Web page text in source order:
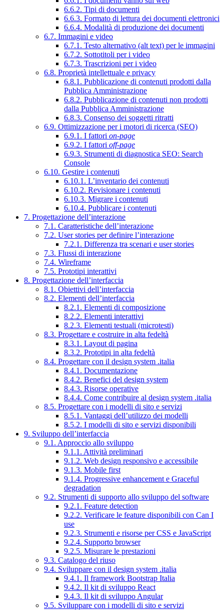
6.6.2. Tipi di documenti
6.6.3. Formato di lettura dei documenti elettronici
6.6.4. Modalità di produzione dei documenti
6.7. Immagini e video
6.7.1. Testo alternativo (alt text) per le immagini
6.7.2. Sottotitoli per i video
6.7.3. Trascrizioni per i video
6.8. Proprietà intellettuale e privacy
6.8.1. Pubblicazione di contenuti prodotti dalla
Pubblica Amministrazione
6.8.2. Pubblicazione di contenuti non prodotti
dalla Pubblica Amministrazione
6.8.3. Consenso dei soggetti ritratti
6.9. Ottimizzazione per i motori di ricerca (SEO)
6.9.1. I fattori on-page
6.9.2. I fattori off-page
6.9.3. Strumenti di diagnostica SEO: Search
Console
6.10. Gestire i contenuti
6.10.1. L’inventario dei contenuti
6.10.2. Revisionare i contenuti
6.10.3. Migrare i contenuti
6.10.4. Pubblicare i contenuti
7. Progettazione dell’interazione
7.1. Caratteristiche dell’interazione
7.2. User stories per definire l’interazione
7.2.1. Differenza tra scenari e user stories
7.3. Flussi di interazione
7.4. Wireframe
7.5. Prototipi interattivi
8. Progettazione dell’interfaccia
8.1. Obiettivi dell’interfaccia
8.2. Elementi dell’interfaccia
8.2.1. Elementi di composizione
8.2.2. Elementi interattivi
8.2.3. Elementi testuali (microtesti)
8.3. Progettare e costruire in alta fedeltà
8.3.1. Layout di pagina
8.3.2. Prototipi in alta fedeltà
8.4. Progettare con il design system .italia
8.4.1. Documentazione
8.4.2. Benefici del design system
8.4.3. Risorse operative
8.4.4. Come contribuire al design system .italia
8.5. Progettare con i modelli di sito e servizi
8.5.1. Vantaggi dell’utilizzo dei modelli
8.5.2. I modelli di sito e servizi disponibili
9. Sviluppo dell’interfaccia
9.1. Approccio allo sviluppo
9.1.1. Attività preliminari
9.1.2. Web design responsivo e accessibile
9.1.3. Mobile first
9.1.4. Progressive enhancement e Graceful
degradation
9.2. Strumenti di supporto allo sviluppo del software
9.2.1. Feature detection
9.2.2. Verificare le feature disponibili con Can I
use
9.2.3. Strumenti e risorse per CSS e JavaScript
9.2.4. Supporto browser
9.2.5. Misurare le prestazioni
9.3. Catalogo del riuso
9.4. Sviluppare con il design system .italia
9.4.1. Il framework Bootstrap Italia
9.4.2. Il kit di sviluppo React
9.4.3. Il kit di sviluppo Angular
9.5. Sviluppare con i modelli di sito e servizi